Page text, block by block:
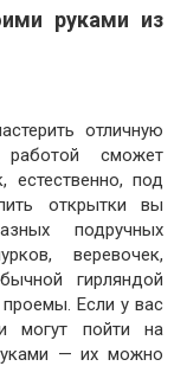
руками из
отличную
сможет
естественно, под
открытки вы
подручных
веревочек,
гирляндой
Если у вас
могут пойти на
— их можно